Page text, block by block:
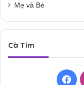
Mẹ và Bé
Cà Tím